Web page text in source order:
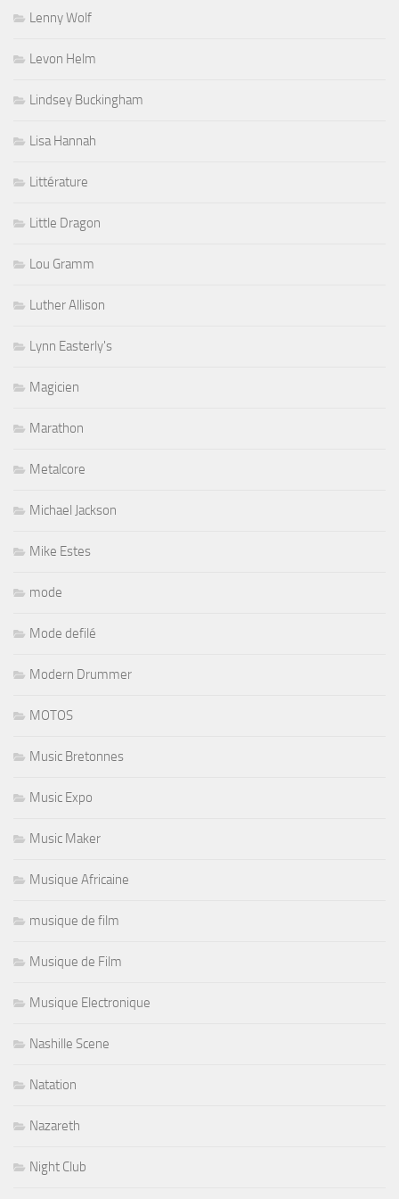
Lenny Wolf
Levon Helm
Lindsey Buckingham
Lisa Hannah
Littérature
Little Dragon
Lou Gramm
Luther Allison
Lynn Easterly's
Magicien
Marathon
Metalcore
Michael Jackson
Mike Estes
mode
Mode defilé
Modern Drummer
MOTOS
Music Bretonnes
Music Expo
Music Maker
Musique Africaine
musique de film
Musique de Film
Musique Electronique
Nashille Scene
Natation
Nazareth
Night Club